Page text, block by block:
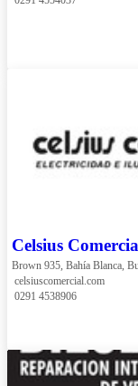
0291 4554037
Celsius
Brown 935, Bahía Blanca,
celsiuscomercial.com
0291 4538906